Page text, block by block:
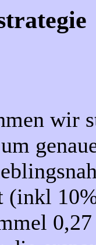
wir
(inkl